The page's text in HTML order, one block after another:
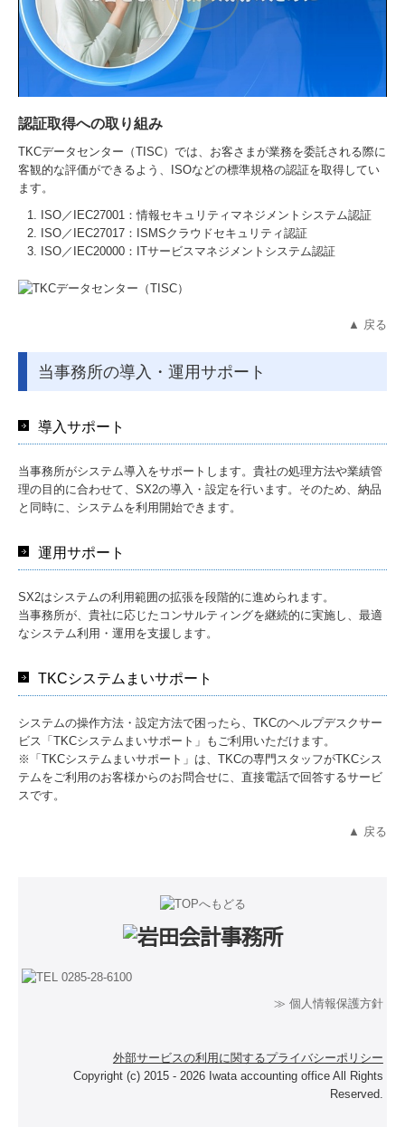
認証取得への取り組み
TKCデータセンター（TISC）では、お客さまが業務を委託される際に
客観的な評価ができるよう、ISOなどの標準規格の認証を取得してい
ます。
ISO／IEC27001：情報セキュリティマネジメントシステム認証
ISO／IEC27017：ISMSクラウドセキュリティ認証
ISO／IEC20000：ITサービスマネジメントシステム認証
▲ 戻る
当事務所の導入・運用サポート
導入サポート
当事務所がシステム導入をサポートします。貴社の処理方法や業績管
理の目的に合わせて、SX2の導入・設定を行います。そのため、納品
と同時に、システムを利用開始できます。
運用サポート
SX2はシステムの利用範囲の拡張を段階的に進められます。
当事務所が、貴社に応じたコンサルティングを継続的に実施し、最適
なシステム利用・運用を支援します。
TKCシステムまいサポート
システムの操作方法・設定方法で困ったら、TKCのヘルプデスクサー
ビス「TKCシステムまいサポート」もご利用いただけます。
※「TKCシステムまいサポート」は、TKCの専門スタッフがTKCシス
テムをご利用のお客様からのお問合せに、直接電話で回答するサービ
スです。
▲ 戻る
≫ 個人情報保護方針
外部サービスの利用に関するプライバシーポリシー
Copyright (c) 2015 - 2026 Iwata accounting office All Rights
Reserved.